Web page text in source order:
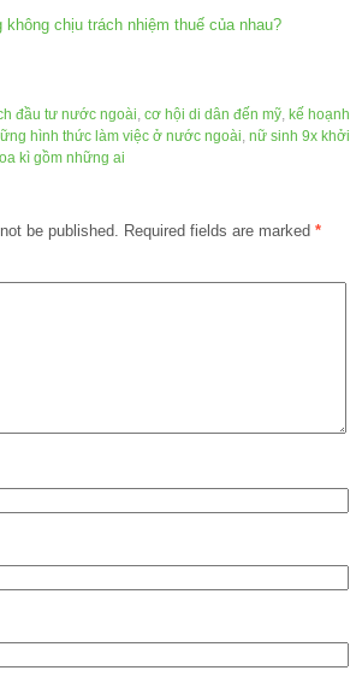
chịu trách nhiệm thuế của nhau?
đầu tư nước ngoài, cơ hội di dân đến mỹ, kế hoạnh
hình thức làm việc ở nước ngoài, nữ sinh 9x khởi
kì gồm những ai
be published. Required fields are marked *